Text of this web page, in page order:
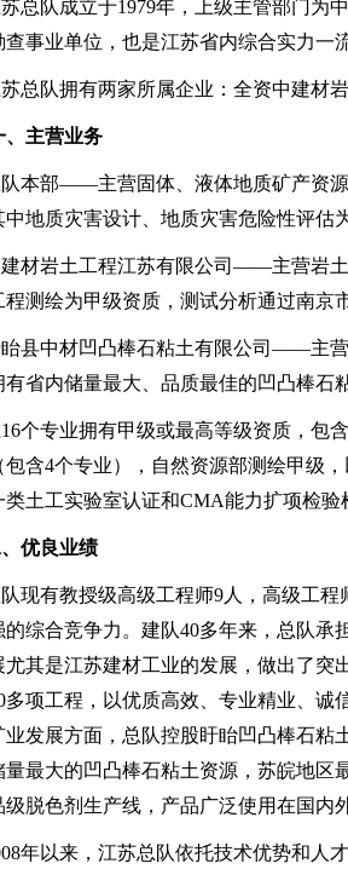
总队成立于1979年，上级主管部门为
查事业单位，也是江苏省内综合实力一
总队拥有两家所属企业：全资中建材
、主营业务
本部——主营固体、液体地质矿产资
中地质灾害设计、地质灾害危险性评估
材岩土工程江苏有限公司——主营岩
程测绘为甲级资质，测试分析通过南
眙县中材凹凸棒石粘土有限公司——主营
有省内储量最大、品质最佳的凹凸棒石
个专业拥有甲级或最高等级资质，包
包含4个专业），自然资源部测绘甲级
类土工实验室认证和CMA能力扩项检验
优良业绩
现有教授级高级工程师9人，高级工
的综合竞争力。建队40多年来，总队承
尤其是江苏建材工业的发展，做出了突
多项工程，以优质高效、专业精业、
业发展方面，总队控股盱眙凹凸棒石粘
量最大的凹凸棒石粘土资源，苏皖地区
级脱色剂生产线，产品广泛使用在国内
年以来，江苏总队依托技术优势和人